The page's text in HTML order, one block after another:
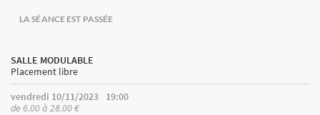
LA SÉANCE EST PASSÉE
SALLE MODULABLE
Placement libre
vendredi 10/11/2023
19:00
de 6.00 à 28.00 €